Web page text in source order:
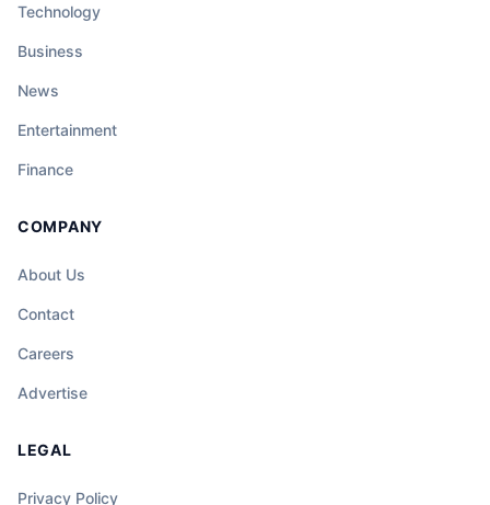
Technology
Business
News
Entertainment
Finance
COMPANY
About Us
Contact
Careers
Advertise
LEGAL
Privacy Policy